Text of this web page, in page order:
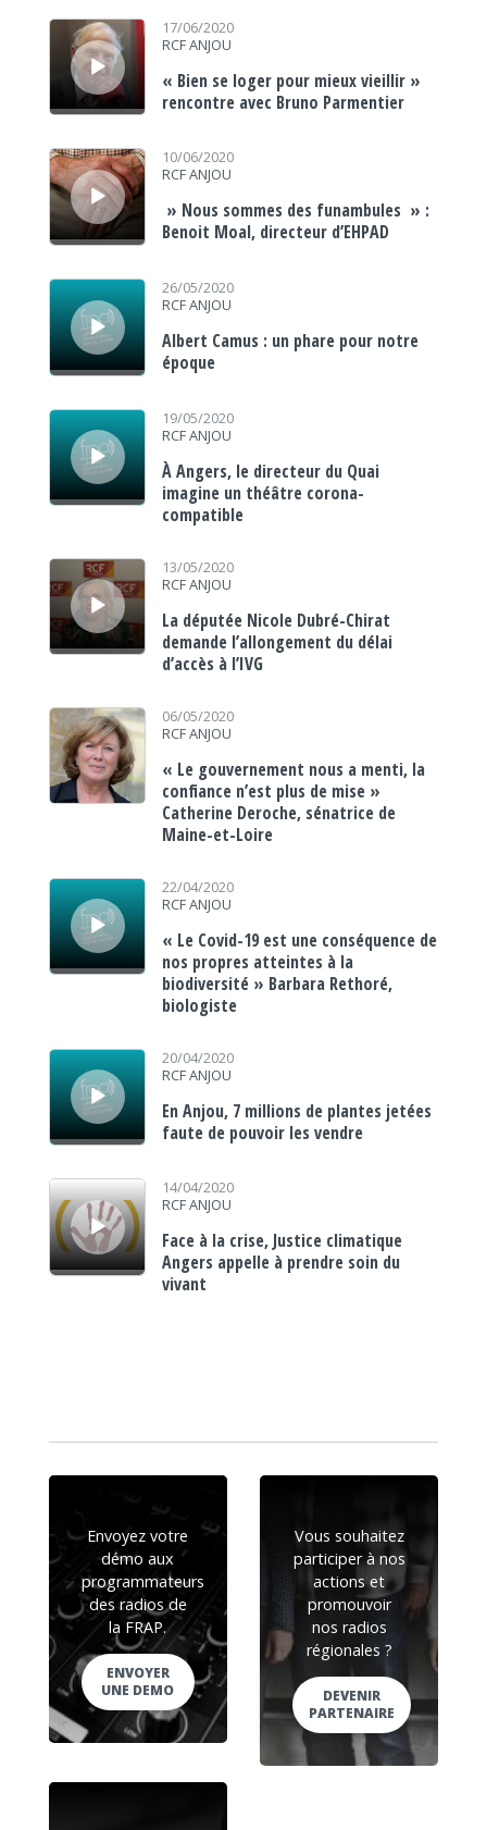
Lecteur audio
17/06/2020
RCF ANJOU
« Bien se loger pour mieux vieillir »
rencontre avec Bruno Parmentier
Lecteur audio
10/06/2020
RCF ANJOU
» Nous sommes des funambules » :
Benoit Moal, directeur d’EHPAD
Lecteur audio
26/05/2020
RCF ANJOU
Albert Camus : un phare pour notre
époque
Lecteur audio
19/05/2020
RCF ANJOU
À Angers, le directeur du Quai
imagine un théâtre corona-
compatible
Lecteur audio
13/05/2020
RCF ANJOU
La députée Nicole Dubré-Chirat
demande l’allongement du délai
d’accès à l’IVG
06/05/2020
RCF ANJOU
« Le gouvernement nous a menti, la
confiance n’est plus de mise »
Catherine Deroche, sénatrice de
Maine-et-Loire
Lecteur audio
22/04/2020
RCF ANJOU
« Le Covid-19 est une conséquence de
nos propres atteintes à la
biodiversité » Barbara Rethoré,
biologiste
Lecteur audio
20/04/2020
RCF ANJOU
En Anjou, 7 millions de plantes jetées
faute de pouvoir les vendre
Lecteur audio
14/04/2020
RCF ANJOU
Face à la crise, Justice climatique
Angers appelle à prendre soin du
vivant
Envoyez votre
démo aux
programmateurs
des radios de
la FRAP.
ENVOYER
UNE DEMO
Vous souhaitez
participer à nos
actions et
promouvoir
nos radios
régionales ?
DEVENIR
PARTENAIRE